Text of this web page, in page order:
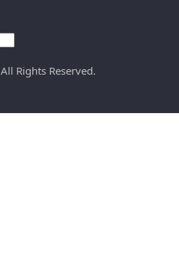
All Rights Reserved.